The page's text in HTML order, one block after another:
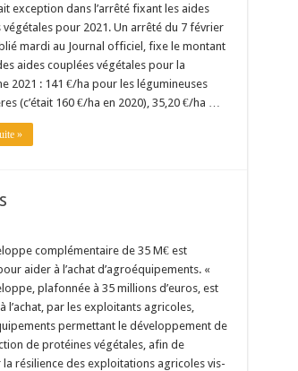
exception dans l’arrêté fixant les aides
végétales pour 2021. Un arrêté du 7 février
mardi au Journal officiel, fixe le montant
aides couplées végétales pour la
2021 : 141 €/ha pour les légumineuses
(c’était 160 €/ha en 2020), 35,20 €/ha …
»
complémentaire de 35 M€ est
aider à l’achat d’agroéquipements. «
plafonnée à 35 millions d’euros, est
l’achat, par les exploitants agricoles,
permettant le développement de
de protéines végétales, afin de
résilience des exploitations agricoles vis-